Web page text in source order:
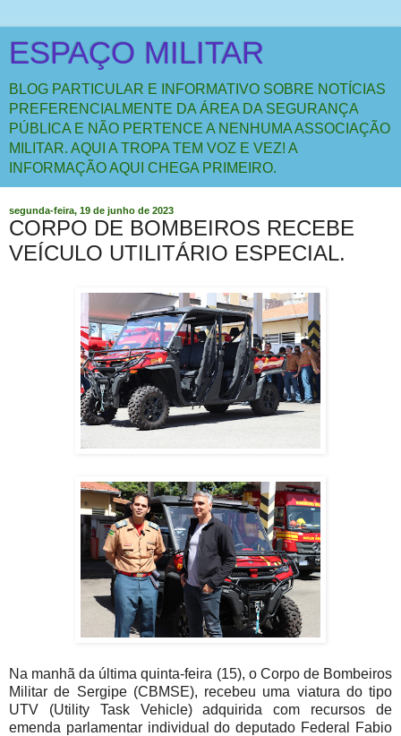
ESPAÇO MILITAR
BLOG PARTICULAR E INFORMATIVO SOBRE NOTÍCIAS
PREFERENCIALMENTE DA ÁREA DA SEGURANÇA
PÚBLICA E NÃO PERTENCE A NENHUMA ASSOCIAÇÃO
MILITAR. AQUI A TROPA TEM VOZ E VEZ! A
INFORMAÇÃO AQUI CHEGA PRIMEIRO.
segunda-feira, 19 de junho de 2023
CORPO DE BOMBEIROS RECEBE
VEÍCULO UTILITÁRIO ESPECIAL.
Na manhã da última quinta-feira (15), o Corpo de Bombeiros
Militar de Sergipe (CBMSE), recebeu uma viatura do tipo
UTV (Utility Task Vehicle) adquirida com recursos de
emenda parlamentar individual do deputado Federal Fabio